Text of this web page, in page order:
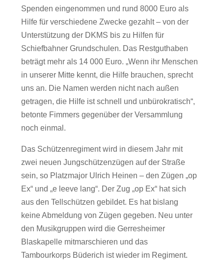
Spenden eingenommen und rund 8000 Euro als
Hilfe für verschiedene Zwecke gezahlt – von der
Unterstützung der DKMS bis zu Hilfen für
Schiefbahner Grundschulen. Das Restguthaben
beträgt mehr als 14 000 Euro. „Wenn ihr Menschen
in unserer Mitte kennt, die Hilfe brauchen, sprecht
uns an. Die Namen werden nicht nach außen
getragen, die Hilfe ist schnell und unbürokratisch“,
betonte Fimmers gegenüber der Versammlung
noch einmal.
Das Schützenregiment wird in diesem Jahr mit
zwei neuen Jungschützenzügen auf der Straße
sein, so Platzmajor Ulrich Heinen – den Zügen „op
Ex“ und „e leeve lang“. Der Zug „op Ex“ hat sich
aus den Tellschützen gebildet. Es hat bislang
keine Abmeldung von Zügen gegeben. Neu unter
den Musikgruppen wird die Gerresheimer
Blaskapelle mitmarschieren und das
Tambourkorps Büderich ist wieder im Regiment.